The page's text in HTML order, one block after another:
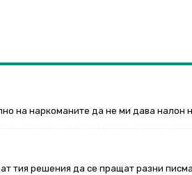
на наркоманите да не ми дава налон
тия решения да се пращат разни